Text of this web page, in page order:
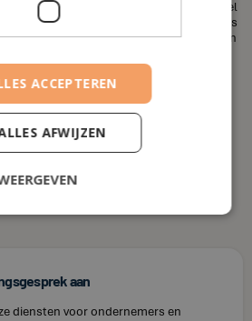
uw pensioen, of een huis, een financieel
te bereiken. Een andere misvatting is
zijn. Dit is niet altijd het geval. De kosten
variëren, afhankelijk van de
uw financiële situatie. Bij House of
tarieven voor onze financiële
kunt optimaliseren zonder uw
laat u niet misleiden door de
Als u op zoek bent naar
financieel advies in Begijnendijk, neem
Finance. Wij staan klaar om u te helpen
aan
diensten voor ondernemers en
ACCEPTEREN
AFWIJZEN